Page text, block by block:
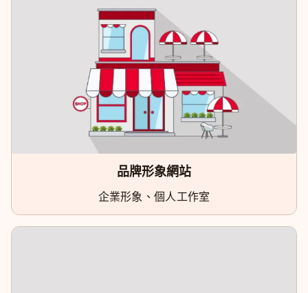
品牌形象網站
企業形象、個人工作室